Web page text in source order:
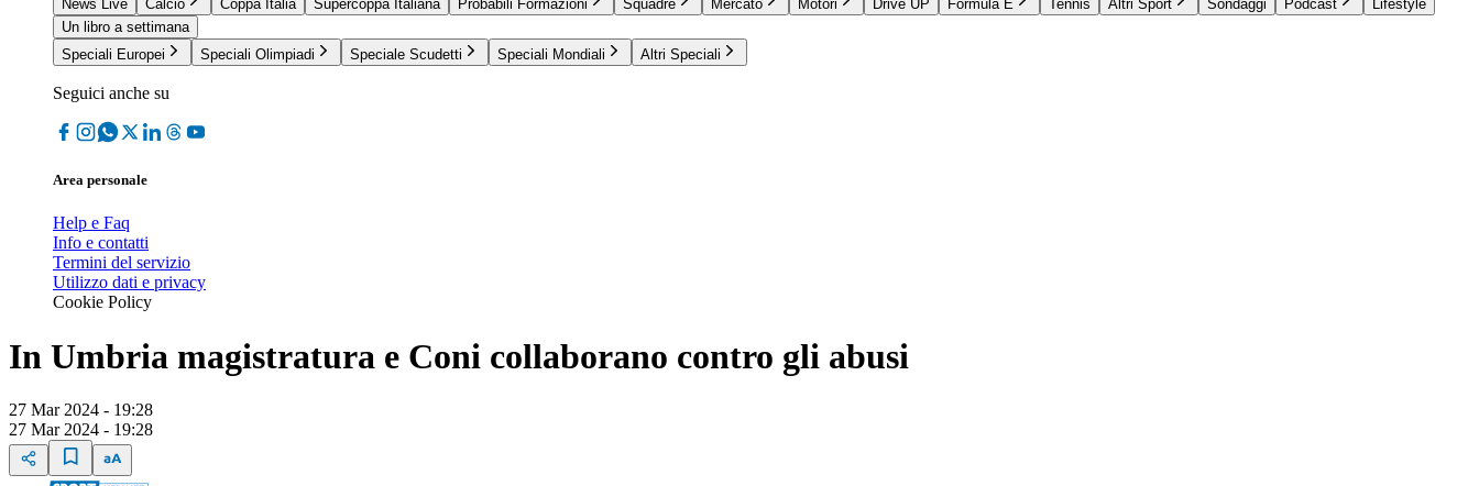
News Live
Calcio Coppa Italia Supercoppa Italiana Probabili Formazioni Squadre Mercato Motori Drive UP Formula E Tennis Altri Sport Sondaggi Podcast
Lifestyle
Un libro a settimana
Speciali Europei
Speciali Olimpiadi Speciale Scudetti Speciali Mondiali Altri Speciali
Seguici anche su
Area personale
Help e Faq
Info e contatti
Termini del servizio
Utilizzo dati e privacy
Cookie Policy
In Umbria magistratura e Coni collaborano contro gli abusi
27 Mar 2024 - 19:28
27 Mar 2024 - 19:28